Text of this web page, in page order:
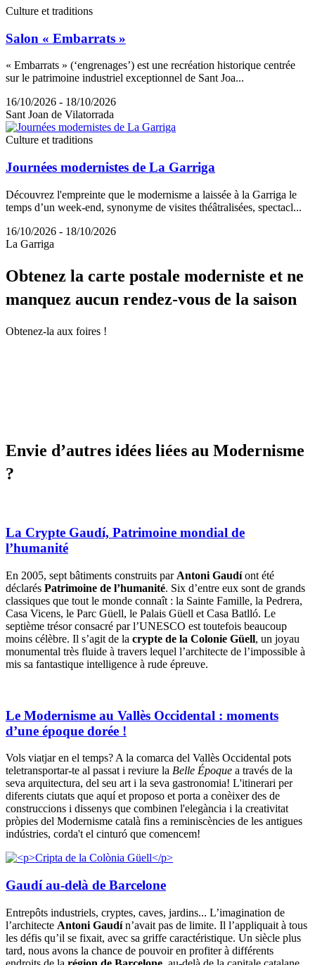
Culture et traditions
Salon « Embarrats »
« Embarrats » (‘engrenages’) est une recréation historique centrée
sur le patrimoine industriel exceptionnel de Sant Joa...
16/10/2026 - 18/10/2026
Sant Joan de Vilatorrada
Culture et traditions
Journées modernistes de La Garriga
Découvrez l'empreinte que le modernisme a laissée à la Garriga le
temps d’un week-end, synonyme de visites théâtralisées, spectacl...
16/10/2026 - 18/10/2026
La Garriga
Obtenez la carte postale moderniste et ne
manquez aucun rendez-vous de la saison
Obtenez-la aux foires !
Envie d’autres idées liées au Modernisme
?
La Crypte Gaudí, Patrimoine mondial de
l’humanité
En 2005, sept bâtiments construits par Antoni Gaudíont été
déclarés Patrimoine de l’humanité. Six d’entre eux sont de grands
classiques que tout le monde connaît : la Sainte Famille, la Pedrera,
Casa Vicens, le Parc Güell, le Palais Güell et Casa Batlló. Le
septième trésor consacré par l’UNESCO est toutefois beaucoup
moins célèbre. Il s’agit de la crypte de la Colonie Güell, un joyau
monumental très fluide à travers lequel l’architecte de l’impossible à
mis sa fantastique intelligence à rude épreuve.
Le Modernisme au Vallès Occidental : moments
d’une époque dorée !
Vols viatjar en el temps? A la comarca del Vallès Occidental pots
teletransportar-te al passat i reviure la Belle Époque a través de la
seva arquitectura, del seu art i la seva gastronomia! L'itinerari per
diferents ciutats que aquí et proposo et porta a conèixer des de
construccions i dissenys que combinen l'elegància i la creativitat
pròpies del Modernisme català fins a reminiscències de les antigues
indústries, corda't el cinturó que comencem!
Gaudí au-delà de Barcelone
Entrepôts industriels, cryptes, caves, jardins... L’imagination de
l’architecte Antoni Gaudín’avait pas de limite. Il l’appliquait à tous
les défis qu’il se fixait, avec sa griffe caractéristique. Un siècle plus
tard, nous avons la chance de pouvoir en profiter à différents